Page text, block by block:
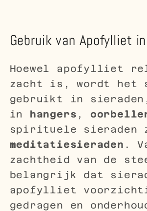
Gebruik van Apofylliet
Hoewel apofylliet
zacht is, wordt het
gebruikt in
in hangers ,
spirituele sieraden
meditatiesieraden .
zachtheid van de
belangrijk dat
apofylliet
gedragen en